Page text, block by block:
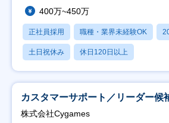
400万~450万
正社員採用 職種・業界未経験OK
土日祝休み 休日120日以上
カスタマーサポート／リーダー候
株式会社Cygames